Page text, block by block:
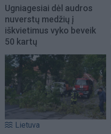
Ugniagesiai dėl audros
nuverstų medžių į
iškvietimus vyko beveik
50 kartų
Lietuva